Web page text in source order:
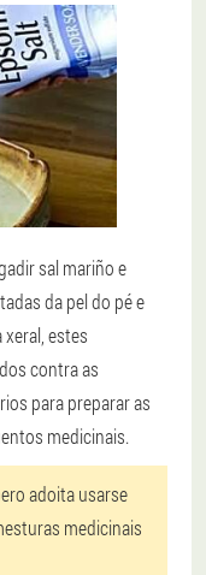
sal mariño e
da pel do pé e
estes
contra as
para preparar as
medicinais.
adoita usarse
medicinais